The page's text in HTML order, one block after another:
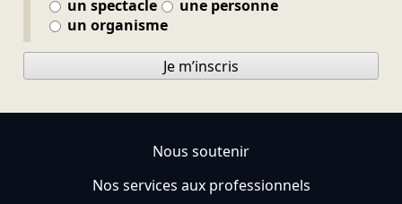
un spectacle
une personne
un organisme
Je m’inscris
Nous soutenir
Nos services aux professionnels